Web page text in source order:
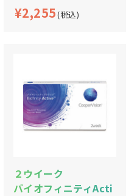
¥2,255(税込)
２ウイーク
バイオフィニティActi